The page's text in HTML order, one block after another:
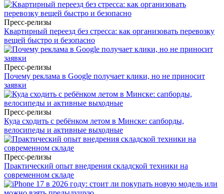
Пресс-релизы
Квартирный переезд без стресса: как организовать перевозку
вещей быстро и безопасно
Пресс-релизы
Почему реклама в Google получает клики, но не приносит
заявки
Пресс-релизы
Куда сходить с ребёнком летом в Минске: сапборды,
велосипеды и активные выходные
Пресс-релизы
Практический опыт внедрения складской техники на
современном складе